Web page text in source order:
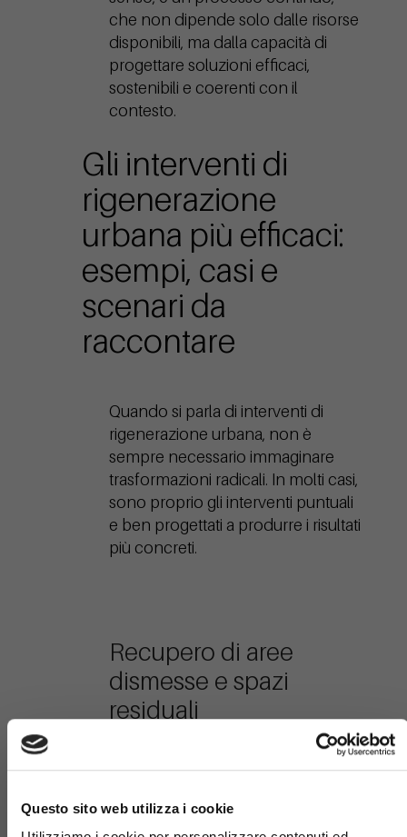
Questo sito web utilizza i cookie
che non dipende solo dalle risorse
disponibili, ma dalla capacità di
progettare soluzioni efficaci,
sostenibili e coerenti con il
contesto.
Gli interventi di
rigenerazione
urbana più efficaci:
esempi, casi e
scenari da
raccontare
Quando si parla di interventi di
rigenerazione urbana, non è
sempre necessario immaginare
trasformazioni radicali. In molti casi,
sono proprio gli interventi puntuali
e ben progettati a produrre i risultati
più concreti.
Recupero di aree
dismesse e spazi
residuali
uno degli interventi più